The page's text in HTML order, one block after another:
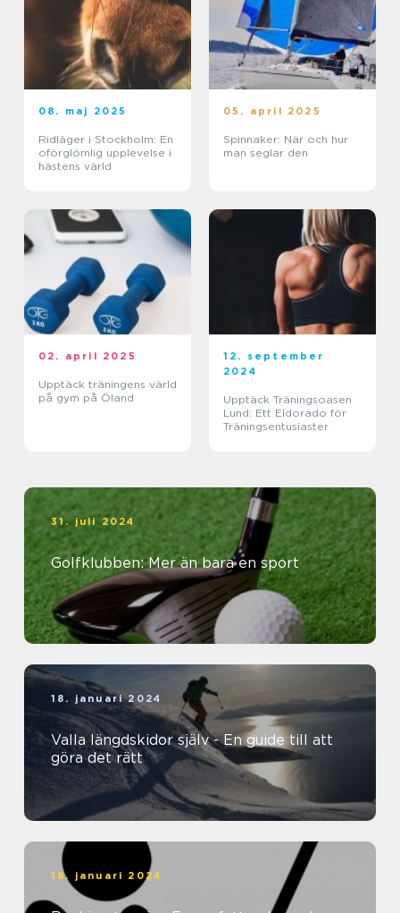
08. maj 2025
Ridläger i Stockholm: En
oförglömlig upplevelse i
hästens värld
05. april 2025
Spinnaker: När och hur
man seglar den
02. april 2025
Upptäck träningens värld
på gym på Öland
12. september
2024
Upptäck Träningsoasen
Lund: Ett Eldorado för
Träningsentusiaster
31. juli 2024
Golfklubben: Mer än bara en sport
18. januari 2024
Valla längdskidor själv - En guide till att
göra det rätt
18. januari 2024